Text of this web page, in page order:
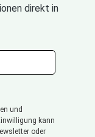
direkt in
und
kann
oder